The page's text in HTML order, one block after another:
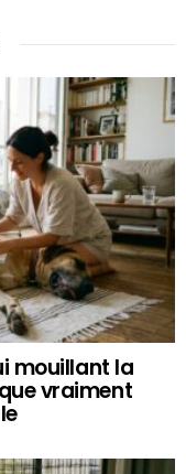
mouillant la
vraiment